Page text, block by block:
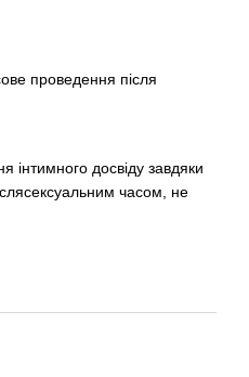
проведення після
інтимного досвіду завдяки
часом, не